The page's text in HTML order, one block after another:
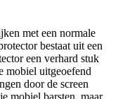
met een normale
bestaat uit een
een verhard stuk
mobiel uitgeoefend
door de screen
mobiel barsten, maar